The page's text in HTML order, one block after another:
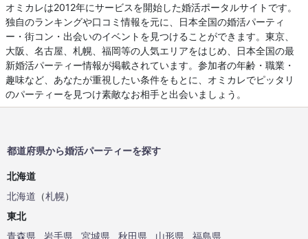
オミカレは2012年にサービスを開始した婚活ポータルサイトです。
独自のランキングや口コミ情報を元に、日本全国の婚活パーティ
ー・街コン・出会いのイベントを見つけることができます。東京、
大阪、名古屋、札幌、福岡等の人気エリアをはじめ、日本全国の最
新婚活パーティー情報が掲載されています。参加者の年齢・職業・
趣味など、あなたが重視したい条件をもとに、オミカレでピッタリ
のパーティーを見つけ素敵なお相手と出会いましょう。
都道府県から婚活パーティーを探す
北海道
北海道 （札幌）
東北
青森県
岩手県 宮城県 秋田県 山形県 福島県